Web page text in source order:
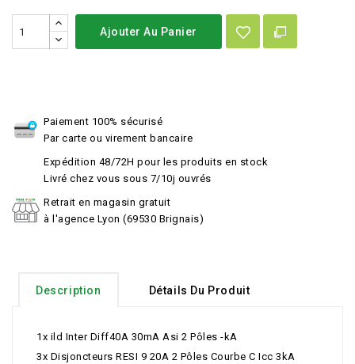
Ajouter Au Panier
Paiement 100% sécurisé
Par carte ou virement bancaire
Expédition 48/72H pour les produits en stock
Livré chez vous sous 7/10j ouvrés
Retrait en magasin gratuit
à l'agence Lyon (69530 Brignais)
Description Détails Du Produit
1x ild Inter Diff40A 30mA Asi 2 Pôles -kA
3x Disjoncteurs RESI 9 20A 2 Pôles Courbe C Icc 3kA